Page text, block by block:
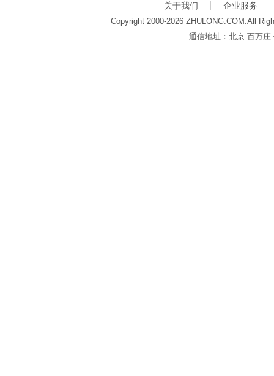
关于我们 企业服务
Copyright 2000-2026 ZHULONG.COM.All
通信地址：北京 百万